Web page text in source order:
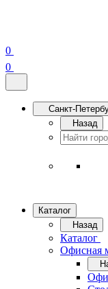
0
0
Санкт-
Назад
Каталог
Назад
Каталог
Офисная